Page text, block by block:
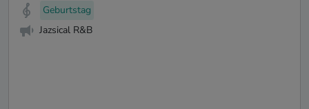
Geburtstag
Jazsical R&B